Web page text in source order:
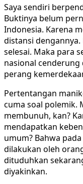
Saya sendiri
Buktinya belum
Indonesia. Karena
distansi
selesai. Maka para
nasional cenderung
perang
Pertentangan
cuma soal polemik.
membunuh, kan?
mendapatkan
umum? Bahwa
dilakukan oleh
dituduhkan
diyakinkan.